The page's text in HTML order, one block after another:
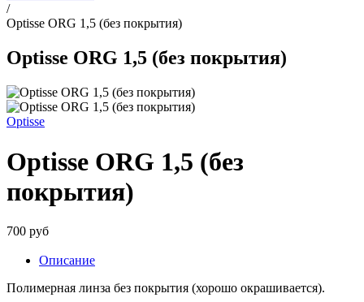
/
Optisse ORG 1,5 (без покрытия)
Optisse ORG 1,5 (без покрытия)
Optisse
Optisse ORG 1,5 (без
покрытия)
700 руб
Описание
Полимерная линза без покрытия (хорошо окрашивается).